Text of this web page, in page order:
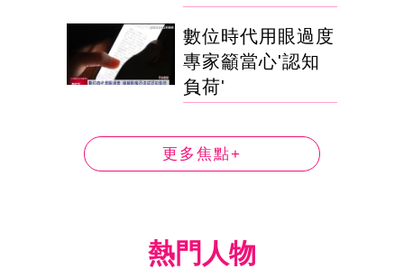
數位時代用眼過度
專家籲當心'認知
負荷'
更多焦點+
熱門人物